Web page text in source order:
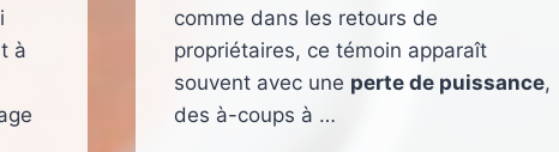
à
comme dans les retours de
propriétaires, ce témoin apparaît
souvent avec une perte de puissance,
des à-coups à …